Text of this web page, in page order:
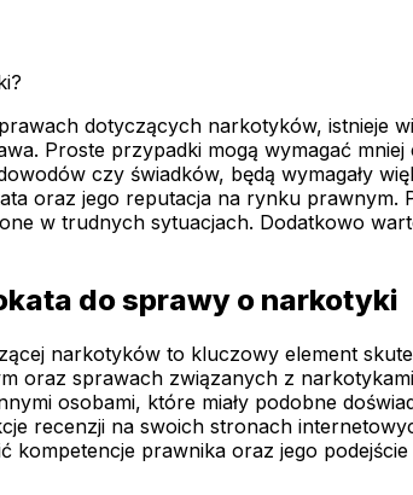
dotyczących narkotyków, istnieje
Proste przypadki mogą wymagać
czy świadków, będą wymagały
oraz jego reputacja na rynku
w trudnych sytuacjach. Dodatkowo
do sprawy o narkotyki
narkotyków to kluczowy element
oraz sprawach związanych z
osobami, które miały podobne
recenzji na swoich stronach
kompetencje prawnika oraz jego